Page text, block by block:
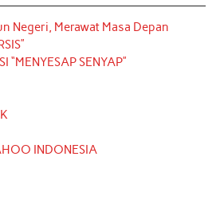
Negeri, Merawat Masa Depan
“MENYESAP SENYAP”
INDONESIA